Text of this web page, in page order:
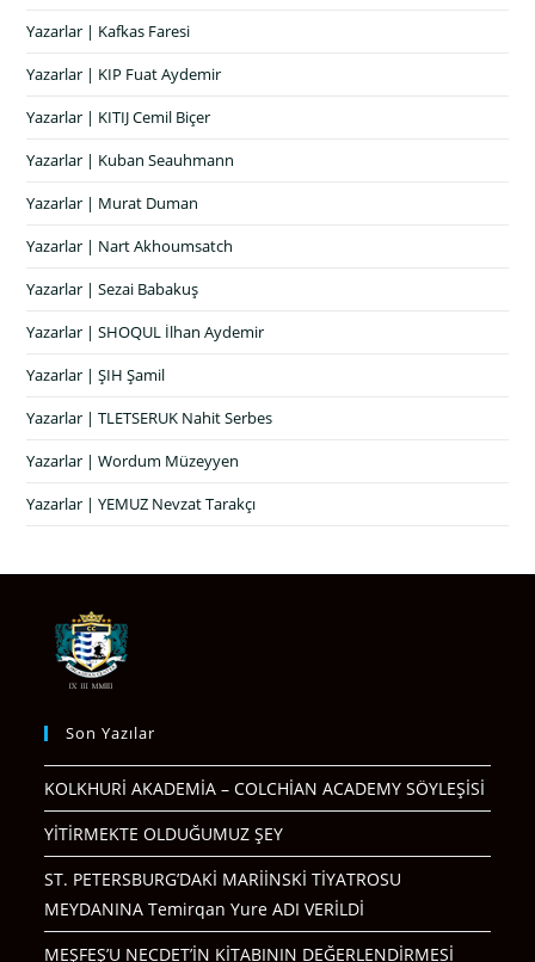
Yazarlar | Kafkas Faresi
Yazarlar | KIP Fuat Aydemir
Yazarlar | KITIJ Cemil Biçer
Yazarlar | Kuban Seauhmann
Yazarlar | Murat Duman
Yazarlar | Nart Akhoumsatch
Yazarlar | Sezai Babakuş
Yazarlar | SHOQUL İlhan Aydemir
Yazarlar | ŞIH Şamil
Yazarlar | TLETSERUK Nahit Serbes
Yazarlar | Wordum Müzeyyen
Yazarlar | YEMUZ Nevzat Tarakçı
Son Yazılar
KOLKHURİ AKADEMİA – COLCHİAN ACADEMY SÖYLEŞİSİ
YİTİRMEKTE OLDUĞUMUZ ŞEY
ST. PETERSBURG’DAKİ MARİİNSKİ TİYATROSU
MEYDANINA Temirqan Yure ADI VERİLDİ
MEŞFEŞ’U NECDET’İN KİTABININ DEĞERLENDİRMESİ